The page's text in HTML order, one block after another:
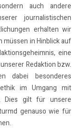
auch andere
journalistischen
erhalten wir
müssen in Hinblick auf
eine
Redaktion bzw.
dabei besonderes
im Umgang mit
Dies gilt für unsere
genauso wie für